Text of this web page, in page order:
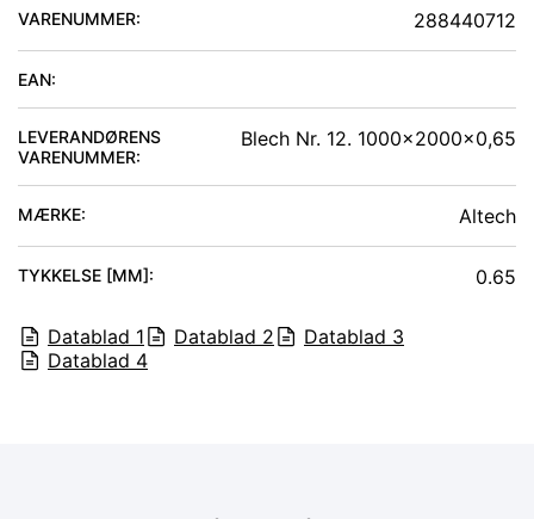
VARENUMMER: 288440712
EAN:
LEVERANDØRENS
VARENUMMER:
Blech Nr. 12. 1000x2000x0,65
MÆRKE: Altech
TYKKELSE [MM]: 0.65
Datablad 1 Datablad 2 Datablad 3
Datablad 4